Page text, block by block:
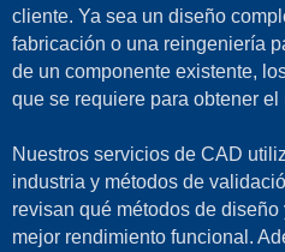
cliente. Ya sea un diseño
fabricación o una reingeniería
de un componente existente,
que se requiere para obtener el
Nuestros servicios de CAD
industria y métodos de
revisan qué métodos de diseño
mejor rendimiento funcional.